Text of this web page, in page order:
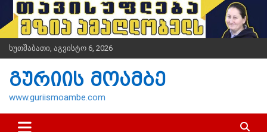
i
t
ხუთშაბათი, აგვისტო 6, 2026
გურიის მოამბე
www.guriismoambe.com